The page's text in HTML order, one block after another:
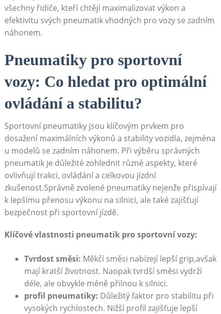
všechny řidiče, kteří chtějí maximalizovat výkon a
efektivitu ‍svých ⁢pneumatik vhodných pro⁢ vozy ⁤se zadním
náhonem.
Pneumatiky pro sportovní
vozy: Co hledat pro optimální​
ovládání a‌ stabilitu?
Sportovní pneumatiky jsou klíčovým prvkem pro
dosažení maximálních ‍výkonů ‍a stability vozidla,‌ zejména
u modelů se zadním náhonem. Při ‌výběru správných‍
pneumatik je ​důležité zohlednit různé aspekty, které ​
ovlivňují trakci, ovládání a⁣ celkovou jízdní
zkušenost.Správně zvolené pneumatiky nejenže přispívají
k‍ lepšímu přenosu ⁣výkonu na silnici, ale také zajišťují
bezpečnost při sportovní jízdě.
Klíčové vlastnosti ​pneumatik pro sportovní vozy:
Tvrdost směsi: ‍Měkčí směsi nabízejí lepší grip,avšak
mají kratší‍ životnost. Naopak tvrdší ⁤směsi vydrží
déle, ale obvykle ​méně přilnou k silnici.
profil ⁢pneumatiky: Důležitý faktor pro stabilitu při
‍vysokých‌ rychlostech. Nižší profil ‌zajišťuje lepší